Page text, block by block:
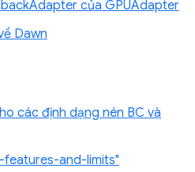
của GPUAdapter
Dawn
các định dạng nén BC và
features-and-limits"